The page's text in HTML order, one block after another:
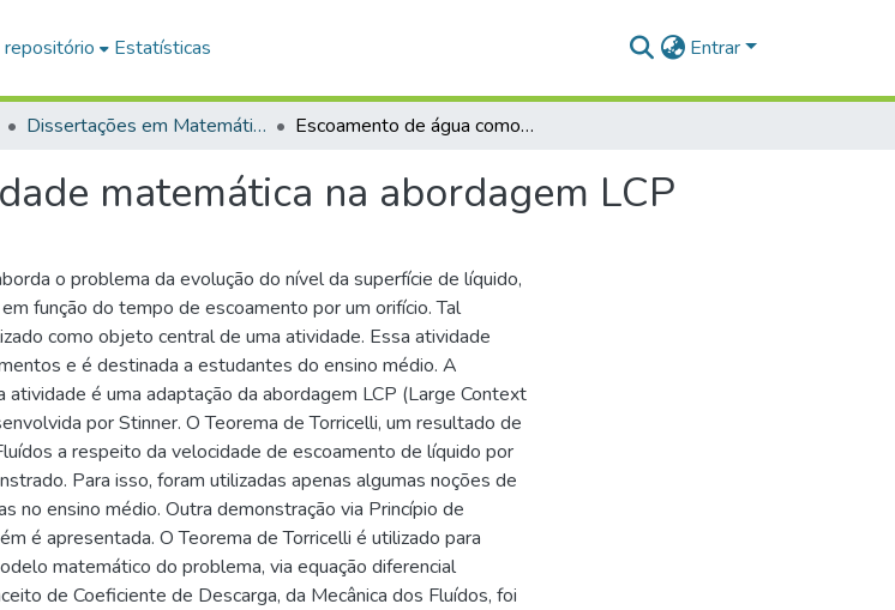
repositório Estatísticas Entrar
Dissertações em Matemática em Rede Nacional (Mestrado Profissional) Escoamento de água como atividade matemática na abordagem LCP
matemática na abordagem LCP
o problema da evolução do nível da superfície de líquido,
função do tempo de escoamento por um orifício. Tal
como objeto central de uma atividade. Essa atividade
e é destinada a estudantes do ensino médio. A
atividade é uma adaptação da abordagem LCP (Large Context
por Stinner. O Teorema de Torricelli, um resultado de
a respeito da velocidade de escoamento de líquido por
Para isso, foram utilizadas apenas algumas noções de
no ensino médio. Outra demonstração via Princípio de
é apresentada. O Teorema de Torricelli é utilizado para
matemático do problema, via equação diferencial
de Coeficiente de Descarga, da Mecânica dos Fluídos, foi